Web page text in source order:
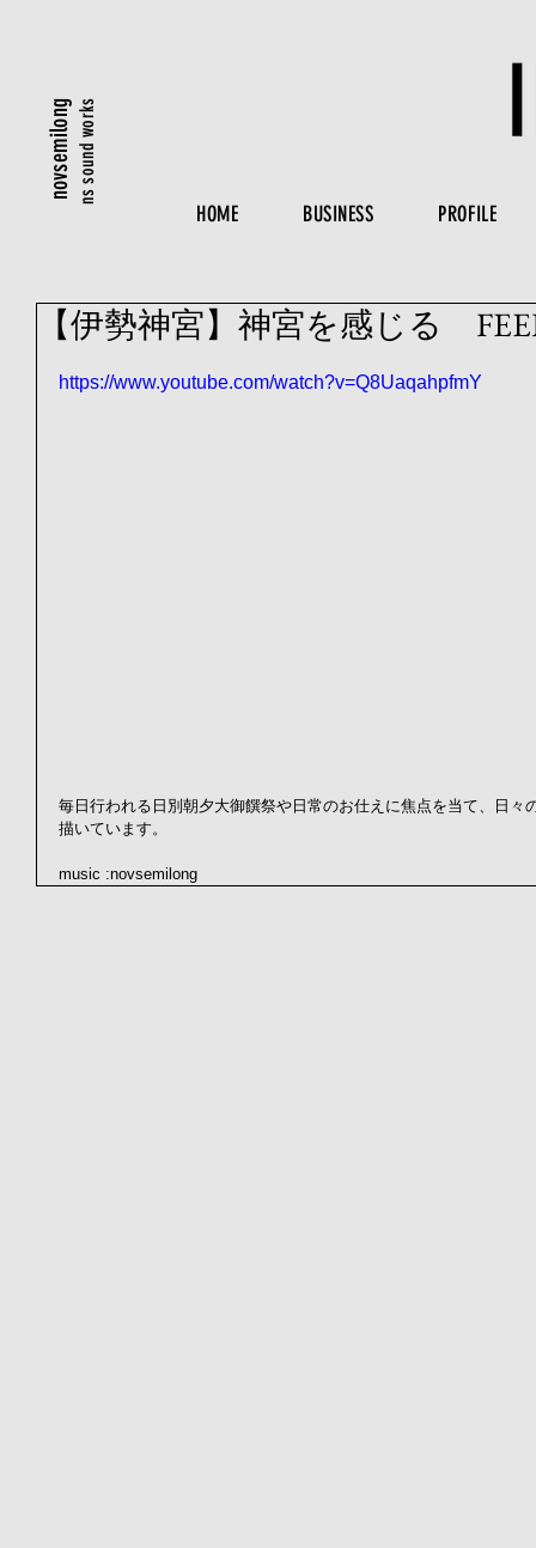
ns sound works
novsemilong
HOME BUSINESS PROFILE
【伊勢神宮】神宮を感じる
https://www.youtube.com/watch?v=Q8UaqahpfmY
毎日行われる日別朝夕大御饌祭や日常のお仕えに焦点を当て、日々
描いています。
music :novsemilong